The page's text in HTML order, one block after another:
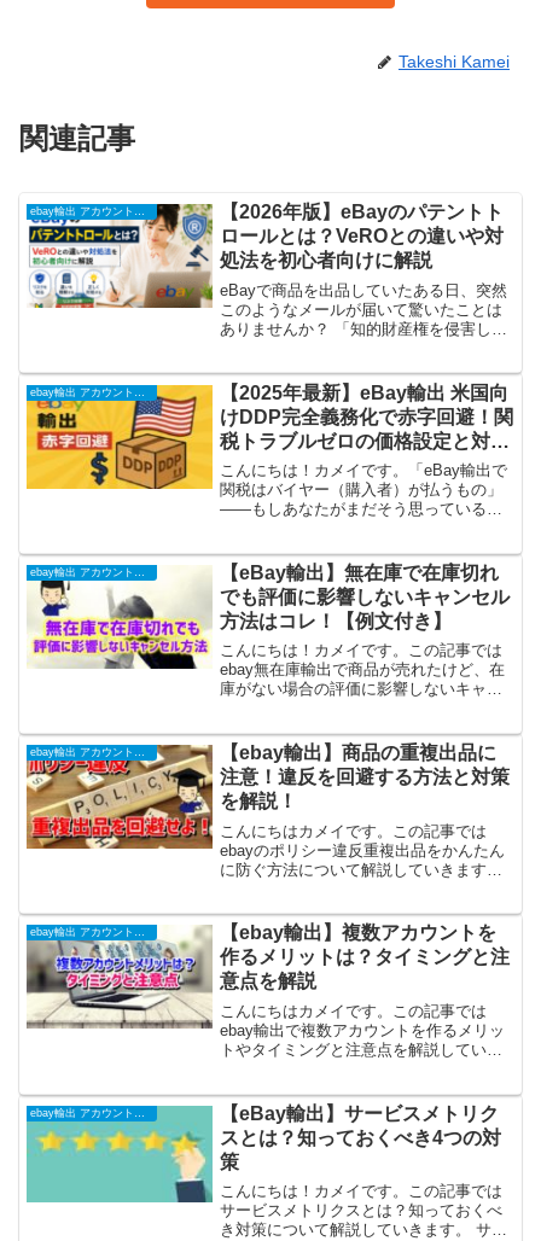
Takeshi Kamei
関連記事
ebay輸出 アカウント運用
【2026年版】eBayのパテントト
ロールとは？VeROとの違いや対
処法を初心者向けに解説
eBayで商品を出品していたある日、突然
このようなメールが届いて驚いたことは
ありませんか？ 「知的財産権を侵害して
語のメールが届いた 「○○ドル支払って...
【2025年最新】eBay輸出 米国向
けDDP完全義務化で赤字回避！関
税トラブルゼロの価格設定と対応
策
こんにちは！カメイです。「eBay輸出で
関税はバイヤー（購入者）が払うもの」
――もしあなたがまだそう思っているな
日より、日本から米国へのeBay輸出
（2,500...
【eBay輸出】無在庫で在庫切れ
でも評価に影響しないキャンセル
方法はコレ！【例文付き】
こんにちは！カメイです。この記事では
ebay無在庫輸出で商品が売れたけど、在
庫がない場合の評価に影響しないキャン
出てきます。 売れた商品がどこにも売っ
ていない バイ...
ebay輸出 アカウント運用
【ebay輸出】商品の重複出品に
注意！違反を回避する方法と対策
を解説！
こんにちはカメイです。この記事では
ebayのポリシー違反重複出品をかんたん
に防ぐ方法について解説していきます。
います。結論から言いましょう、確認で
きるサイトがありそ...
ebay輸出 アカウント運用
【ebay輸出】複数アカウントを
作るメリットは？タイミングと注
意点を解説
こんにちはカメイです。この記事では
ebay輸出で複数アカウントを作るメリッ
トやタイミングと注意点を解説していき
作ったほうがいいのか？ 複数アカウント
を持つメリットっ...
【eBay輸出】サービスメトリク
スとは？知っておくべき4つの対
策
こんにちは！カメイです。この記事では
サービスメトリクスとは？知っておくべ
き対策について解説していきます。 サー